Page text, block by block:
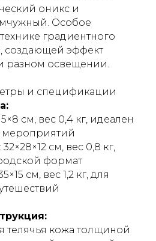
оникс и
Особое
градиентного
создающей эффект
разном освещении.
и спецификации
см, вес 0,4 кг, идеален
мероприятий
см, вес 0,8 кг,
формат
см, вес 1,2 кг, для
телячья кожа толщиной